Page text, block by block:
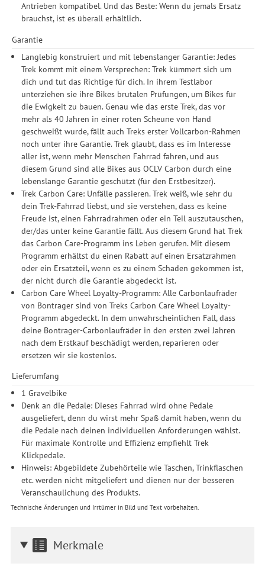
Antrieben kompatibel. Und das Beste: Wenn du jemals Ersatz
brauchst, ist es überall erhältlich.
Garantie
Langlebig konstruiert und mit lebenslanger Garantie: Jedes
Trek kommt mit einem Versprechen: Trek kümmert sich um
dich und tut das Richtige für dich. In ihrem Testlabor
unterziehen sie ihre Bikes brutalen Prüfungen, um Bikes für
die Ewigkeit zu bauen. Genau wie das erste Trek, das vor
mehr als 40 Jahren in einer roten Scheune von Hand
geschweißt wurde, fällt auch Treks erster Vollcarbon-Rahmen
noch unter ihre Garantie. Trek glaubt, dass es im Interesse
aller ist, wenn mehr Menschen Fahrrad fahren, und aus
diesem Grund sind alle Bikes aus OCLV Carbon durch eine
lebenslange Garantie geschützt (für den Erstbesitzer).
Trek Carbon Care: Unfälle passieren. Trek weiß, wie sehr du
dein Trek-Fahrrad liebst, und sie verstehen, dass es keine
Freude ist, einen Fahrradrahmen oder ein Teil auszutauschen,
der/das unter keine Garantie fällt. Aus diesem Grund hat Trek
das Carbon Care-Programm ins Leben gerufen. Mit diesem
Programm erhältst du einen Rabatt auf einen Ersatzrahmen
oder ein Ersatzteil, wenn es zu einem Schaden gekommen ist,
der nicht durch die Garantie abgedeckt ist.
Carbon Care Wheel Loyalty-Programm: Alle Carbonlaufräder
von Bontrager sind von Treks Carbon Care Wheel Loyalty-
Programm abgedeckt. In dem unwahrscheinlichen Fall, dass
deine Bontrager-Carbonlaufräder in den ersten zwei Jahren
nach dem Erstkauf beschädigt werden, reparieren oder
ersetzen wir sie kostenlos.
Lieferumfang
1 Gravelbike
Denk an die Pedale: Dieses Fahrrad wird ohne Pedale
ausgeliefert, denn du wirst mehr Spaß damit haben, wenn du
die Pedale nach deinen individuellen Anforderungen wählst.
Für maximale Kontrolle und Effizienz empfiehlt Trek
Klickpedale.
Hinweis: Abgebildete Zubehörteile wie Taschen, Trinkflaschen
etc. werden nicht mitgeliefert und dienen nur der besseren
Veranschaulichung des Produkts.
Technische Änderungen und Irrtümer in Bild und Text vorbehalten.
Merkmale